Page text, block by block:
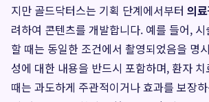
지만 골드닥터스는 기획 단계에서부터 의
려하여 콘텐츠를 개발합니다. 예를 들어,
할 때는 동일한 조건에서 촬영되었음을 명
성에 대한 내용을 반드시 포함하며, 환자
때는 과도하게 주관적이거나 효과를 보장